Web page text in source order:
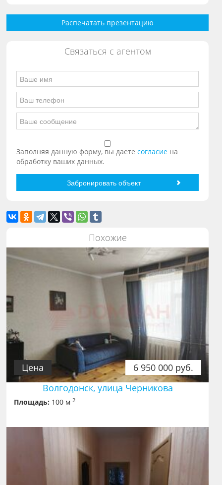
Распечатать презентацию
Связаться с агентом
Заполняя данную форму, вы даетесогласие на
обработку ваших данных.
Похожие
6 950 000 руб.
Цена
Волгодонск, улица Черникова
Площадь: 100 м2